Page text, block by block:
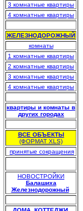
3 комнатные квартиры
4 комнатные квартиры
ЖЕЛЕЗНОДОРОЖНЫЙ
комнаты
1 комнатные квартиры
2 комнатные квартиры
3 комнатные квартиры
4 комнатные квартиры
квартиры и комнаты в
других городах
ВСЕ ОБЪЕКТЫ
(ФОРМАТ XLS)
принятые сокращения
НОВОСТРОЙКИ
Балашиха
Железнодорожный.